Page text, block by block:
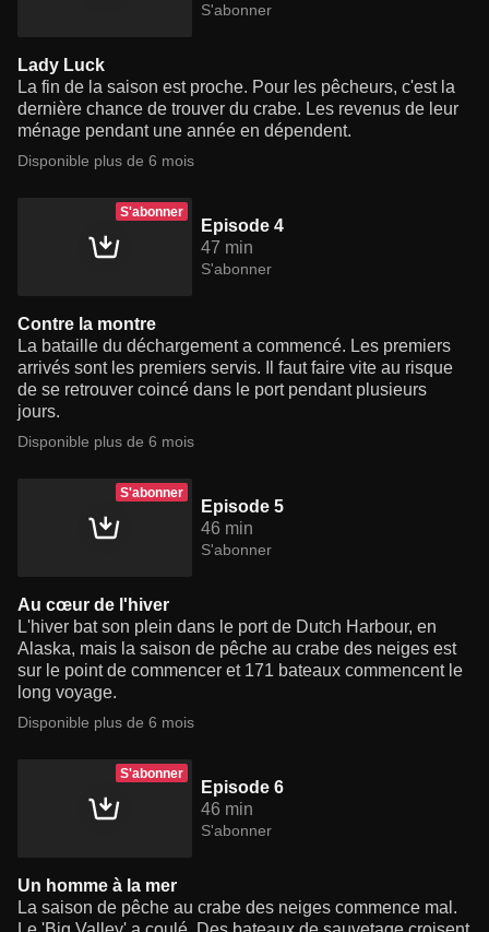
S'abonner
Lady Luck
La fin de la saison est proche. Pour les pêcheurs, c'est la
dernière chance de trouver du crabe. Les revenus de leur
ménage pendant une année en dépendent.
Disponible plus de 6 mois
S'abonner
Episode 4
47 min
S'abonner
Contre la montre
La bataille du déchargement a commencé. Les premiers
arrivés sont les premiers servis. Il faut faire vite au risque
de se retrouver coincé dans le port pendant plusieurs
jours.
Disponible plus de 6 mois
S'abonner
Episode 5
46 min
S'abonner
Au cœur de l'hiver
L'hiver bat son plein dans le port de Dutch Harbour, en
Alaska, mais la saison de pêche au crabe des neiges est
sur le point de commencer et 171 bateaux commencent le
long voyage.
Disponible plus de 6 mois
S'abonner
Episode 6
46 min
S'abonner
Un homme à la mer
La saison de pêche au crabe des neiges commence mal.